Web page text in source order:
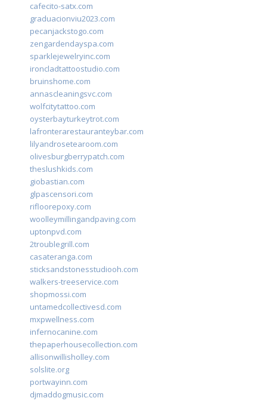
cafecito-satx.com
graduacionviu2023.com
pecanjackstogo.com
zengardendayspa.com
sparklejewelryinc.com
ironcladtattoostudio.com
bruinshome.com
annascleaningsvc.com
wolfcitytattoo.com
oysterbayturkeytrot.com
lafronterarestauranteybar.com
lilyandrosetearoom.com
olivesburgberrypatch.com
theslushkids.com
giobastian.com
glpascensori.com
rifloorepoxy.com
woolleymillingandpaving.com
uptonpvd.com
2troublegrill.com
casateranga.com
sticksandstonesstudiooh.com
walkers-treeservice.com
shopmossi.com
untamedcollectivesd.com
mxpwellness.com
infernocanine.com
thepaperhousecollection.com
allisonwillisholley.com
solslite.org
portwayinn.com
djmaddogmusic.com